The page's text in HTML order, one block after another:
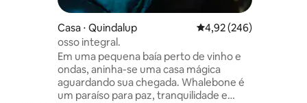
Casa ⋅ Quindalup 4,92 de uma avaliação
4,92 (246)
osso integral.
Em uma pequena baía perto de vinho e
ondas, aninha-se uma casa mágica
aguardando sua chegada. Whalebone é
um paraíso para paz, tranquilidade e